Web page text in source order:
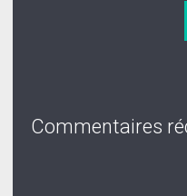
Commentaires